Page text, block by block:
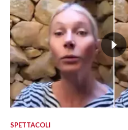
SPETTACOLI